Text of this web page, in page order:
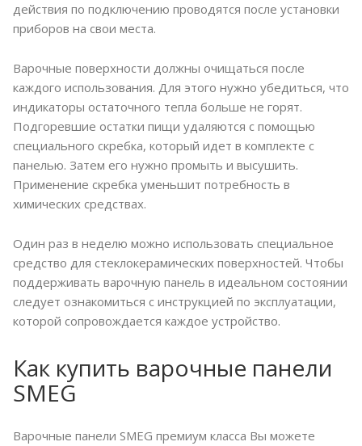
действия по подключению проводятся после установки
приборов на свои места.
Варочные поверхности должны очищаться после
каждого использования. Для этого нужно убедиться, что
индикаторы остаточного тепла больше не горят.
Подгоревшие остатки пищи удаляются с помощью
специального скребка, который идет в комплекте с
панелью. Затем его нужно промыть и высушить.
Применение скребка уменьшит потребность в
химических средствах.
Один раз в неделю можно использовать специальное
средство для стеклокерамических поверхностей. Чтобы
поддерживать варочную панель в идеальном состоянии
следует ознакомиться с инструкцией по эксплуатации,
которой сопровождается каждое устройство.
Как купить варочные панели
SMEG
Варочные панели SMEG премиум класса Вы можете